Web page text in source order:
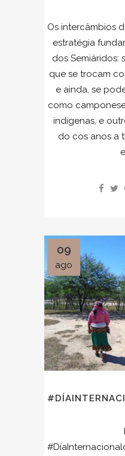
Os intercâmbios
estratégia
dos Semiáridos:
que se trocam
e ainda, se
como
indígenas, e
do cos anos a
09
ago